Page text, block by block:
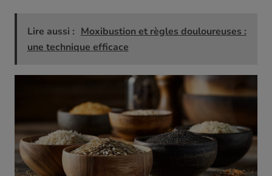
Lire aussi : Moxibustion et règles douloureuses :
une technique efficace